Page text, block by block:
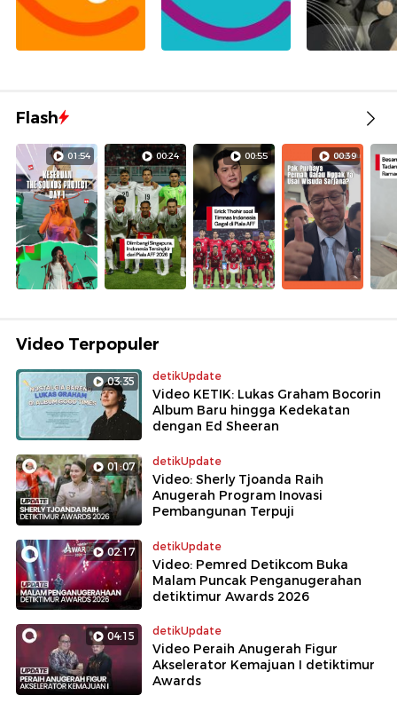
Flash
01:54 00:24 00:55 00:39
Video Terpopuler
03:35 detikUpdate
Video KETIK: Lukas Graham Bocorin
Album Baru hingga Kedekatan
dengan Ed Sheeran
01:07 detikUpdate
Video: Sherly Tjoanda Raih
Anugerah Program Inovasi
Pembangunan Terpuji
02:17 detikUpdate
Video: Pemred Detikcom Buka
Malam Puncak Penganugerahan
detiktimur Awards 2026
04:15 detikUpdate
Video Peraih Anugerah Figur
Akselerator Kemajuan I detiktimur
Awards